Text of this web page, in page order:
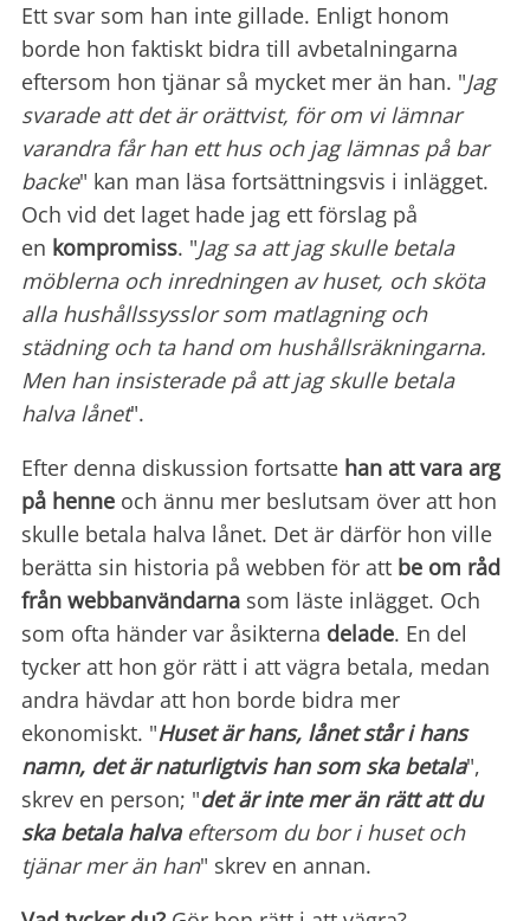
Ett svar som han inte gillade. Enligt honom
borde hon faktiskt bidra till avbetalningarna
eftersom hon tjänar så mycket mer än han. "Jag
svarade att det är orättvist, för om vi lämnar
varandra får han ett hus och jag lämnas på bar
backe" kan man läsa fortsättningsvis i inlägget.
Och vid det laget hade jag ett förslag på
en kompromiss. "Jag sa att jag skulle betala
möblerna och inredningen av huset, och sköta
alla hushållssysslor som matlagning och
städning och ta hand om hushållsräkningarna.
Men han insisterade på att jag skulle betala
halva lånet".
Efter denna diskussion fortsatte han att vara arg
på henne och ännu mer beslutsam över att hon
skulle betala halva lånet. Det är därför hon ville
berätta sin historia på webben för att be om råd
från webbanvändarna som läste inlägget. Och
som ofta händer var åsikterna delade. En del
tycker att hon gör rätt i att vägra betala, medan
andra hävdar att hon borde bidra mer
ekonomiskt. "Huset är hans, lånet står i hans
namn, det är naturligtvis han som ska betala",
skrev en person; "det är inte mer än rätt att du
ska betala halva eftersom du bor i huset och
tjänar mer än han" skrev en annan.